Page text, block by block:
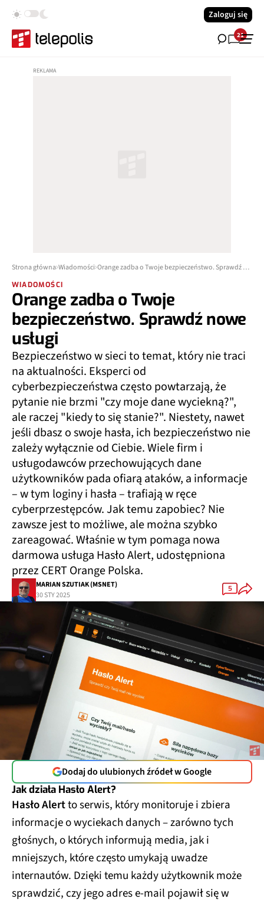
Zaloguj się
21
Strona główna Wiadomości Orange zadba o Twoje bezpieczeństwo. Sprawdź nowe usługi
WIADOMOŚCI
Orange zadba o Twoje
bezpieczeństwo. Sprawdź nowe
usługi
Bezpieczeństwo w sieci to temat, który nie traci
na aktualności. Eksperci od
cyberbezpieczeństwa często powtarzają, że
pytanie nie brzmi "czy moje dane wyciekną?",
ale raczej "kiedy to się stanie?". Niestety, nawet
jeśli dbasz o swoje hasła, ich bezpieczeństwo nie
zależy wyłącznie od Ciebie. Wiele firm i
usługodawców przechowujących dane
użytkowników pada ofiarą ataków, a informacje
– w tym loginy i hasła – trafiają w ręce
cyberprzestępców. Jak temu zapobiec? Nie
zawsze jest to możliwe, ale można szybko
zareagować. Właśnie w tym pomaga nowa
darmowa usługa Hasło Alert, udostępniona
przez CERT Orange Polska.
MARIAN SZUTIAK (MSNET)
30 STY 2025
5
Dodaj do ulubionych źródeł w Google
Jak działa Hasło Alert?
Hasło Alertto serwis, który monitoruje i zbiera
informacje o wyciekach danych – zarówno tych
głośnych, o których informują media, jak i
mniejszych, które często umykają uwadze
internautów. Dzięki temu każdy użytkownik może
sprawdzić, czy jego adres e-mail pojawił się w